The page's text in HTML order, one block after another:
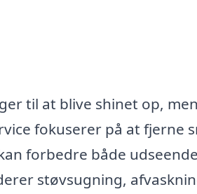
til at blive shinet op,
fokuserer på at fjerne
forbedre både
støvsugning,